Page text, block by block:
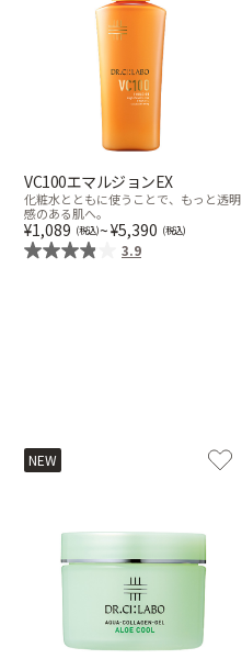
VC100エマルジョンEX
化粧水とともに使うことで、もっと透明
感のある肌へ。
1,089 ~ 5,390
3.9
NEW